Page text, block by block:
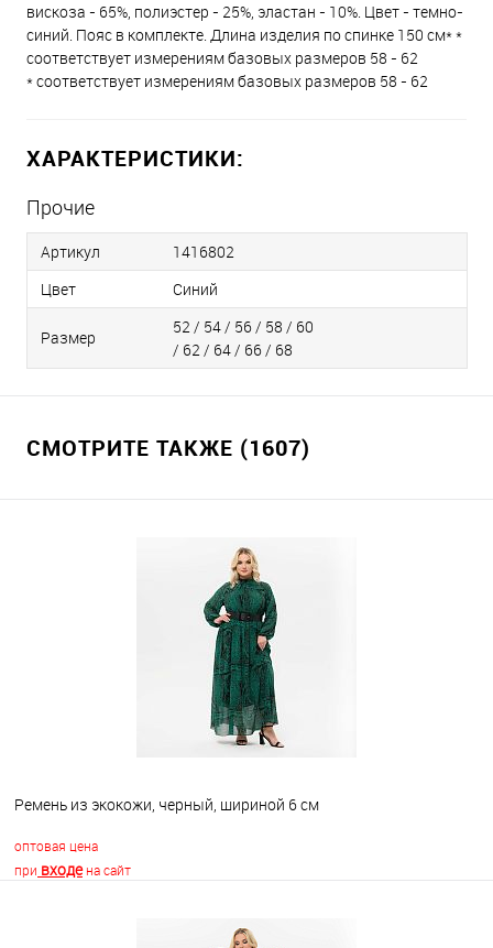
вискоза - 65%, полиэстер - 25%, эластан - 10%. Цвет - темно-
синий. Пояс в комплекте. Длина изделия по спинке 150 см* *
соответствует измерениям базовых размеров 58 - 62
* соответствует измерениям базовых размеров 58 - 62
ХАРАКТЕРИСТИКИ:
Прочие
Артикул
1416802
Цвет
Синий
Размер
52 / 54 / 56 / 58 / 60
/ 62 / 64 / 66 / 68
СМОТРИТЕ ТАКЖЕ (1607)
Ремень из экокожи, черный, шириной 6 см
оптовая цена
при входена сайт
В корзину